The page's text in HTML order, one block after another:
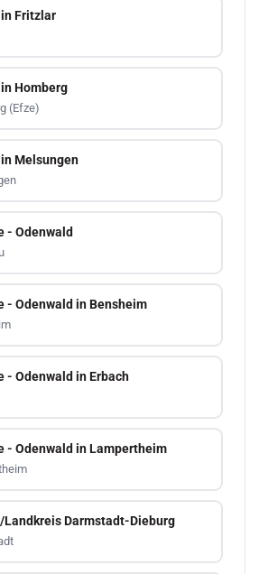
in Fritzlar
in Homberg
(Efze)
in Melsungen
- Odenwald
- Odenwald in Bensheim
- Odenwald in Erbach
- Odenwald in Lampertheim
Landkreis Darmstadt-Dieburg